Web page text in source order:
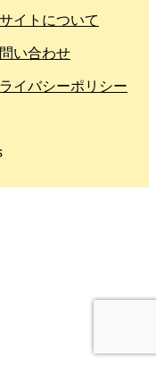
イトについて
い合わせ
イバシーポリシー